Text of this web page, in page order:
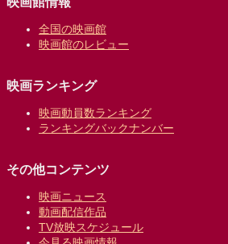
全国の映画館
映画館のレビュー
映画ランキング
映画動員数ランキング
ランキングバックナンバー
その他コンテンツ
映画ニュース
動画配信作品
TV放映スケジュール